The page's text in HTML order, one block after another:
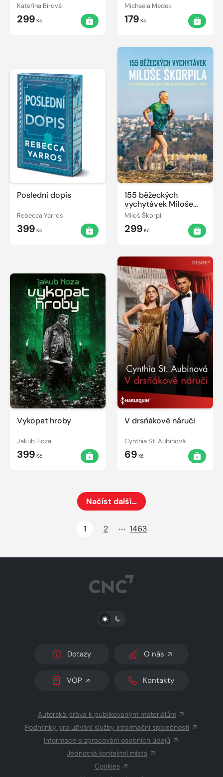
Kateřina Bírová
299 Kč
Michaela Medek
179 Kč
Poslední dopis
Rebecca Yarros
399 Kč
155 běžeckých
vychytávek Miloše
Škorpila
Miloš Škorpil
299 Kč
Vykopat hroby
Jakub Hoza
399 Kč
V drsňákově náruči
Cynthia St. Aubinová
69 Kč
Načíst další…
1
2 1463
PŘEPNOUT SVĚTLÝ/TMAVÝ REŽIM
Dotazy O nás
VOP Kontakty
Autorská práva k publikovaným materiálům
Podmínky pro užívání služby informační společnosti
Informace o zpracování osobních údajů
Jednotná kontaktní místa
Cookies